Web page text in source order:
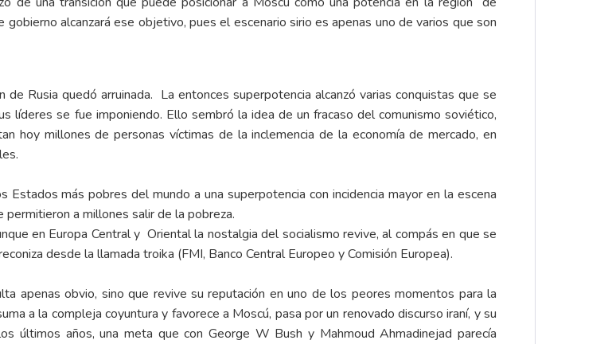
alcanzará ese objetivo, pues el escenario sirio es apenas uno de varios que son
Rusia quedó arruinada. La entonces superpotencia alcanzó varias conquistas que se
líderes se fue imponiendo. Ello sembró la idea de un fracaso del comunismo soviético,
hoy millones de personas víctimas de la inclemencia de la economía de mercado, en
más pobres del mundo a una superpotencia con incidencia mayor en la escena
permitieron a millones salir de la pobreza.
en Europa Central y Oriental la nostalgia del socialismo revive, al compás en que se
desde la llamada troika (FMI, Banco Central Europeo y Comisión Europea).
apenas obvio, sino que revive su reputación en uno de los peores momentos para la
a la compleja coyuntura y favorece a Moscú, pasa por un renovado discurso iraní, y su
últimos años, una meta que con George W Bush y Mahmoud Ahmadinejad parecía